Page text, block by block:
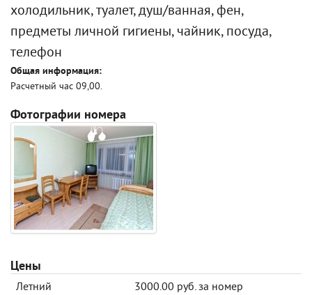
холодильник, туалет, душ/ванная, фен,
предметы личной гигиены, чайник, посуда,
телефон
Общая информация:
Расчетный час 09,00.
Фотографии номера
Цены
Летний
3000.00 руб. за номер